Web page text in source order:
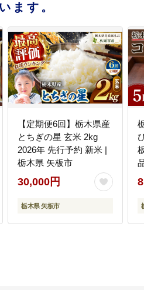
ます。
【定期便6回】栃木県産
とちぎの星 玄米 2kg
2026年 先行予約 新米 |
栃木県 矢板市
30,000円
栃木県 矢板市